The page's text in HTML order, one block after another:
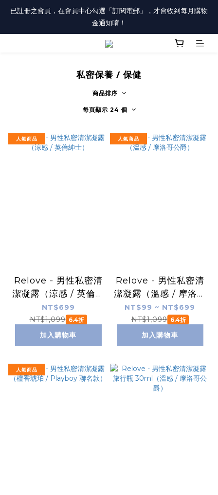
註冊會員「送100元購物金」，同時勾選「接收優惠通知」，還有
每月購物金唷！
已註冊之會員，在會員中心勾選「訂閱電郵」，才會收到每月購物
金通知唷！
註冊會員「送100元購物金」，同時勾選「接收優惠通知」，還有
私密保養 / 保健
商品排序
每頁顯示 24 個
人氣商品
Relove - 男性私密清
潔凝露（涼感 / 英倫紳
士）
NT$699
NT$1,099 6.4折
加入購物車
人氣商品
Relove - 男性私密清
潔凝露（溫感 / 摩洛哥
公爵）
NT$99 ~ NT$699
NT$1,099 6.4折
加入購物車
人氣商品